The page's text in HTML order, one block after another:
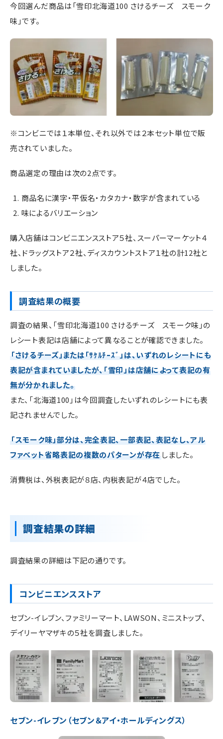
今回選んだ商品は「雪印北海道100 さけるチーズ スモーク
味」です。
※コンビニでは１本単位、それ以外では２本セット単位で販
売されていました。
商品選定の理由は次の2点です。
商品名に漢字・平仮名・カタカナ・数字が含まれている
味によるバリエーション
購入店舗はコンビニエンスストア５社、スーパーマーケット４
社、ドラッグストア２社、ディスカウントストア１社の計12社と
しました。
調査結果の概要
調査の結果、「雪印北海道100 さけるチーズ スモーク味」の
レシート表記は店舗によって異なることが確認できました。
「さけるチーズ」または「ｻｹﾙﾁｰｽﾞ」は、いずれのレシートにも
表記が含まれていましたが、「雪印」は店舗によって表記の有
無が分かれました。
また、「北海道100」は今回調査したいずれのレシートにも表
記されませんでした。
「スモーク味」部分は、完全表記、一部表記、表記なし、アル
ファベット省略表記の複数のパターンが存在しました。
消費税は、外税表記が８店、内税表記が４店でした。
調査結果の詳細
調査結果の詳細は下記の通りです。
コンビニエンスストア
セブン-イレブン、ファミリーマート、LAWSON、ミニストップ、
デイリーヤマザキの５社を調査しました。
セブン-イレブン（セブン＆アイ・ホールディングス）